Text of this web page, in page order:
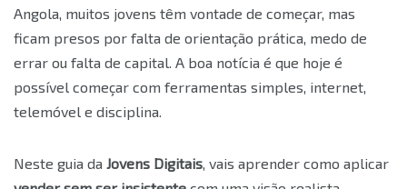
Angola, muitos jovens têm vontade de começar, mas
ficam presos por falta de orientação prática, medo de
errar ou falta de capital. A boa notícia é que hoje é
possível começar com ferramentas simples, internet,
telemóvel e disciplina.
Neste guia da Jovens Digitais, vais aprender como aplicar